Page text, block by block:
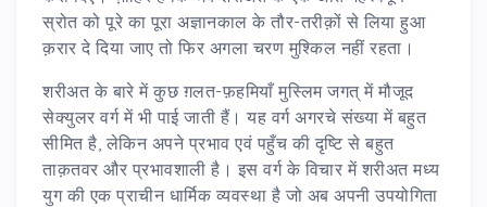
स्रोत को पूरे का पूरा अज्ञानकाल के तौर-तरीक़ों से लिया हुआ
क़रार दे दिया जाए तो फिर अगला चरण मुश्किल नहीं रहता।
शरीअत के बारे में कुछ ग़लत-फ़हमियाँ मुस्लिम जगत् में मौजूद
सेक्युलर वर्ग में भी पाई जाती हैं। यह वर्ग अगरचे संख्या में बहुत
सीमित है, लेकिन अपने प्रभाव एवं पहुँच की दृष्टि से बहुत
ताक़तवर और प्रभावशाली है। इस वर्ग के विचार में शरीअत मध्य
युग की एक प्राचीन धार्मिक व्यवस्था है जो अब अपनी उपयोगिता